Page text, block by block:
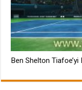
Ben Shelton Tiafoe’yi